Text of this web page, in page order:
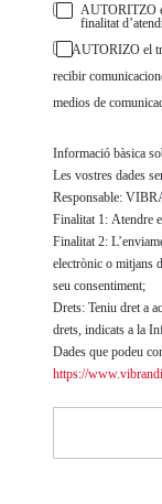
AUTORITZO
finalitat
AUTORIZO el
recibir comunicaciones comerciales,
medios de
Informació bàsica
Les vostres dades
Responsable:
Finalitat 1: Atendre
Finalitat 2:
electrònic o mitjans
seu consentiment;
Drets: Teniu dret a
drets, indicats a la
Dades que podeu
https://